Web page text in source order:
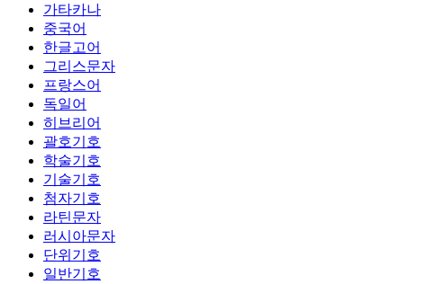
가타카나
중국어
한글고어
그리스문자
프랑스어
독일어
히브리어
괄호기호
학술기호
기술기호
첨자기호
라틴문자
러시아문자
단위기호
일반기호